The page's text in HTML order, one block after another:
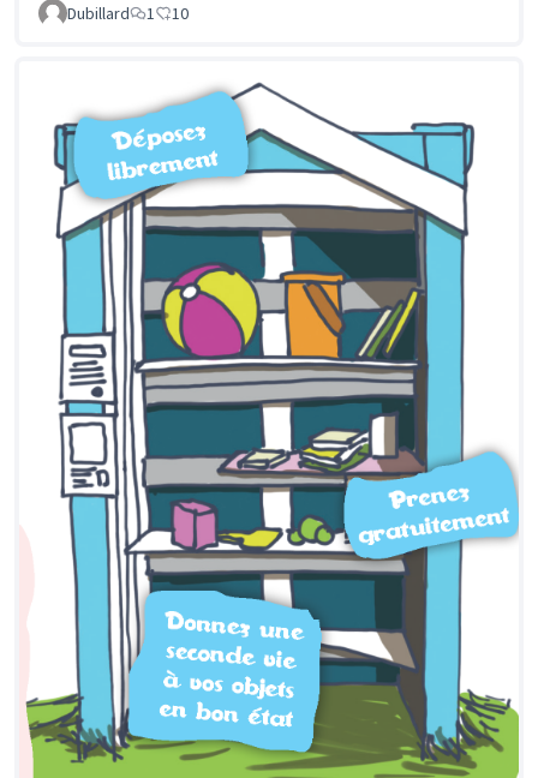
Dubillard
1 10